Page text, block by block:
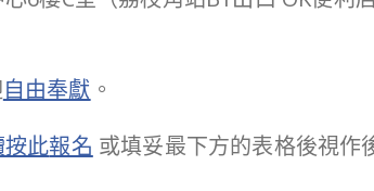
自由奉獻 。
此報名 或填妥最下方的表格後視作